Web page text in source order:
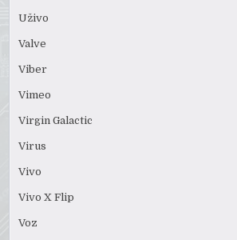
Uživo
Valve
Viber
Vimeo
Virgin Galactic
Virus
Vivo
Vivo X Flip
Voz